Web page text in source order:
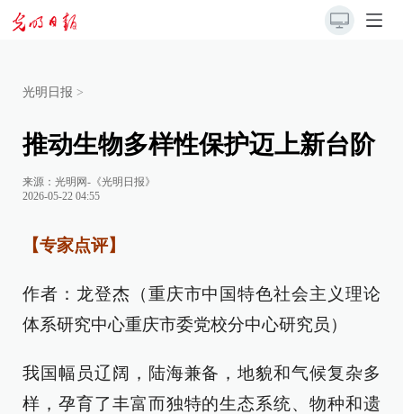
光明日报 >
推动生物多样性保护迈上新台阶
来源： 光明网-《光明日报》
2026-05-22 04:55
【专家点评】
作者：龙登杰（重庆市中国特色社会主义理论
体系研究中心重庆市委党校分中心研究员）
我国幅员辽阔，陆海兼备，地貌和气候复杂多
样，孕育了丰富而独特的生态系统、物种和遗